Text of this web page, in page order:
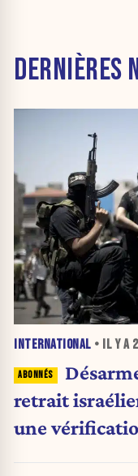
DERNIÈRES
INTERNATIONAL • IL Y A
retrait
une